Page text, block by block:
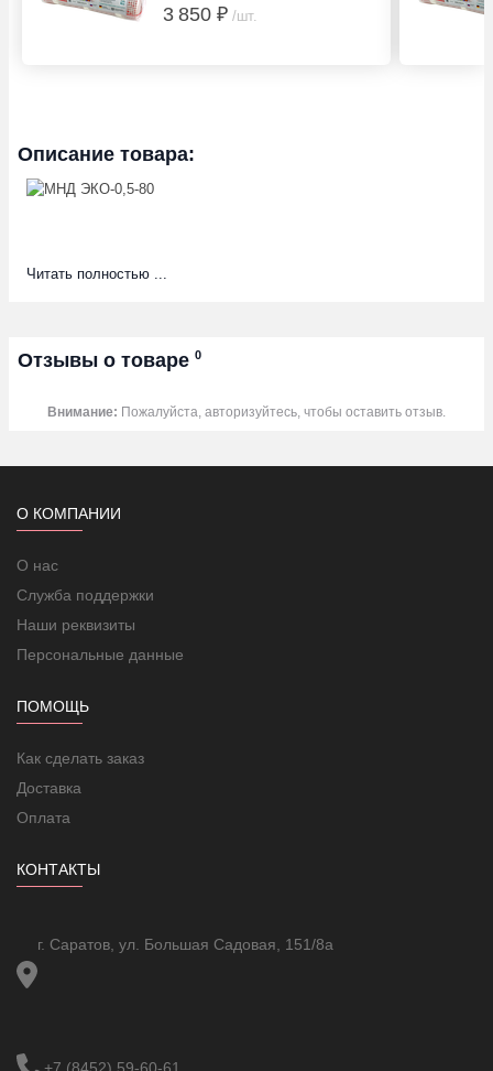
3 850 ₽ /шт.
Описание товара:
Читать полностью ...
Отзывы о товаре 0
Внимание: Пожалуйста, авторизуйтесь, чтобы оставить отзыв.
О КОМПАНИИ
О нас
Служба поддержки
Наши реквизиты
Персональные данные
ПОМОЩЬ
Как сделать заказ
Доставка
Оплата
КОНТАКТЫ
г. Саратов, ул. Большая Садовая, 151/8а
+7 (8452) 59-60-61